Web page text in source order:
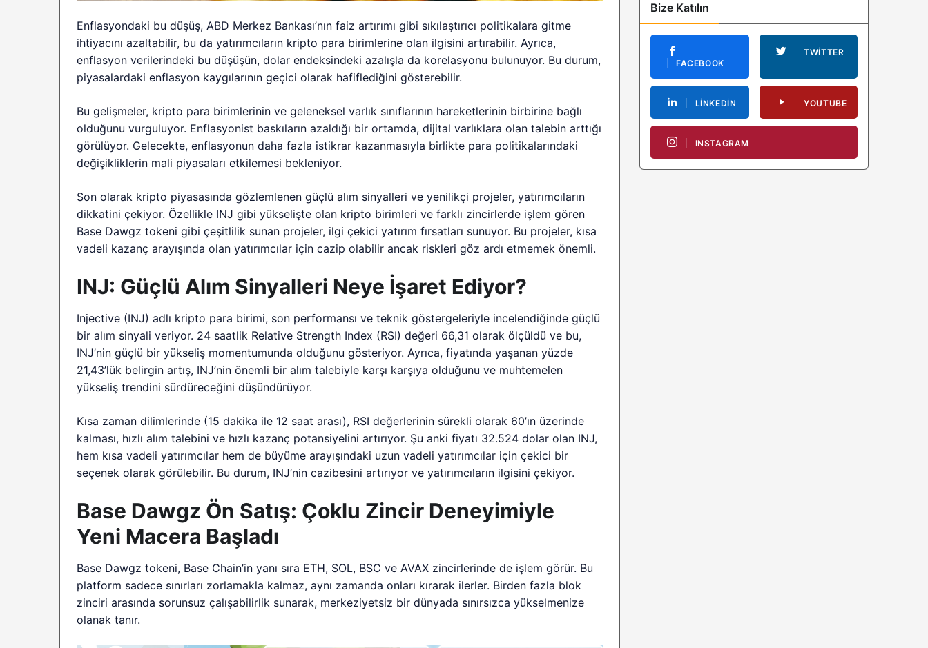
Enflasyondaki bu düşüş, ABD Merkez Bankası’nın faiz artırımı gibi sıkılaştırıcı politikalara gitme
ihtiyacını azaltabilir, bu da yatırımcıların kripto para birimlerine olan ilgisini artırabilir. Ayrıca,
enflasyon verilerindeki bu düşüşün, dolar endeksindeki azalışla da korelasyonu bulunuyor. Bu durum,
piyasalardaki enflasyon kaygılarının geçici olarak hafiflediğini gösterebilir.
Bu gelişmeler, kripto para birimlerinin ve geleneksel varlık sınıflarının hareketlerinin birbirine bağlı
olduğunu vurguluyor. Enflasyonist baskıların azaldığı bir ortamda, dijital varlıklara olan talebin arttığı
görülüyor. Gelecekte, enflasyonun daha fazla istikrar kazanmasıyla birlikte para politikalarındaki
değişikliklerin mali piyasaları etkilemesi bekleniyor.
Son olarak kripto piyasasında gözlemlenen güçlü alım sinyalleri ve yenilikçi projeler, yatırımcıların
dikkatini çekiyor. Özellikle INJ gibi yükselişte olan kripto birimleri ve farklı zincirlerde işlem gören
Base Dawgz tokeni gibi çeşitlilik sunan projeler, ilgi çekici yatırım fırsatları sunuyor. Bu projeler, kısa
vadeli kazanç arayışında olan yatırımcılar için cazip olabilir ancak riskleri göz ardı etmemek önemli.
INJ: Güçlü Alım Sinyalleri Neye İşaret Ediyor?
Injective (INJ) adlı kripto para birimi, son performansı ve teknik göstergeleriyle incelendiğinde güçlü
bir alım sinyali veriyor. 24 saatlik Relative Strength Index (RSI) değeri 66,31 olarak ölçüldü ve bu,
INJ’nin güçlü bir yükseliş momentumunda olduğunu gösteriyor. Ayrıca, fiyatında yaşanan yüzde
21,43’lük belirgin artış, INJ’nin önemli bir alım talebiyle karşı karşıya olduğunu ve muhtemelen
yükseliş trendini sürdüreceğini düşündürüyor.
Kısa zaman dilimlerinde (15 dakika ile 12 saat arası), RSI değerlerinin sürekli olarak 60’ın üzerinde
kalması, hızlı alım talebini ve hızlı kazanç potansiyelini artırıyor. Şu anki fiyatı 32.524 dolar olan INJ,
hem kısa vadeli yatırımcılar hem de büyüme arayışındaki uzun vadeli yatırımcılar için çekici bir
seçenek olarak görülebilir. Bu durum, INJ’nin cazibesini artırıyor ve yatırımcıların ilgisini çekiyor.
Base Dawgz Ön Satış: Çoklu Zincir Deneyimiyle
Yeni Macera Başladı
Base Dawgz tokeni, Base Chain’in yanı sıra ETH, SOL, BSC ve AVAX zincirlerinde de işlem görür. Bu
platform sadece sınırları zorlamakla kalmaz, aynı zamanda onları kırarak ilerler. Birden fazla blok
zinciri arasında sorunsuz çalışabilirlik sunarak, merkeziyetsiz bir dünyada sınırsızca yükselmenize
olanak tanır.
Bize Katılın
FACEBOOK
TWITTER
LINKEDIN YOUTUBE
INSTAGRAM